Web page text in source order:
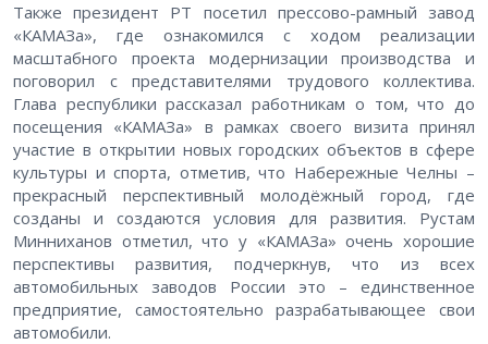
Также президент РТ посетил прессово-рамный завод
«КАМАЗа», где ознакомился с ходом реализации
масштабного проекта модернизации производства и
поговорил с представителями трудового коллектива.
Глава республики рассказал работникам о том, что до
посещения «КАМАЗа» в рамках своего визита принял
участие в открытии новых городских объектов в сфере
культуры и спорта, отметив, что Набережные Челны –
прекрасный перспективный молодёжный город, где
созданы и создаются условия для развития. Рустам
Минниханов отметил, что у «КАМАЗа» очень хорошие
перспективы развития, подчеркнув, что из всех
автомобильных заводов России это – единственное
предприятие, самостоятельно разрабатывающее свои
автомобили.